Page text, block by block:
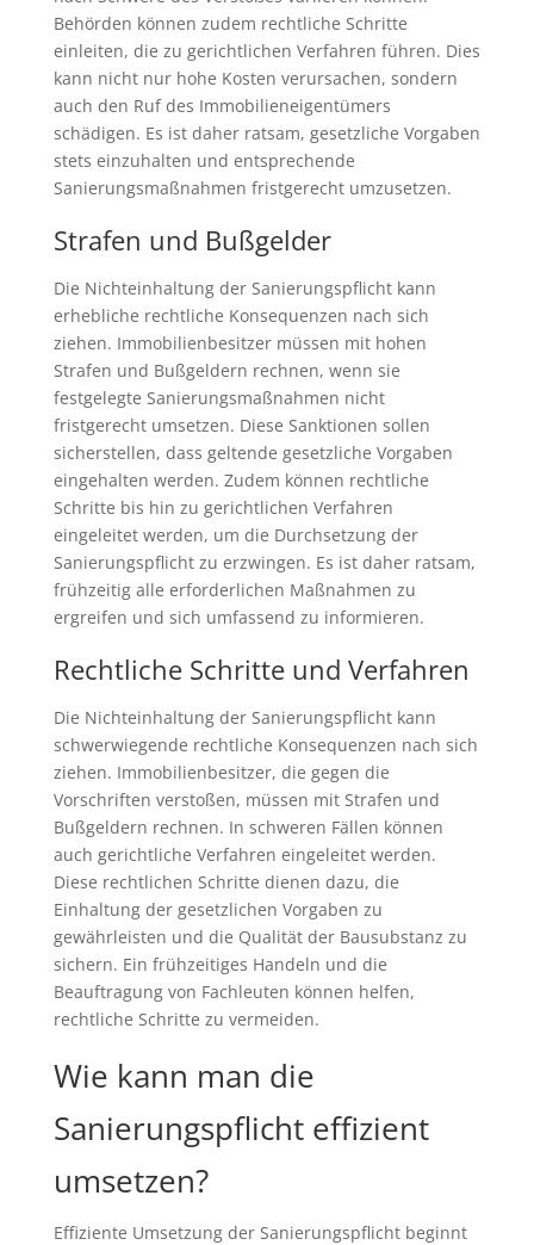
Behörden können zudem rechtliche Schritte
einleiten, die zu gerichtlichen Verfahren führen. Dies
kann nicht nur hohe Kosten verursachen, sondern
auch den Ruf des Immobilieneigentümers
schädigen. Es ist daher ratsam, gesetzliche Vorgaben
stets einzuhalten und entsprechende
Sanierungsmaßnahmen fristgerecht umzusetzen.
Strafen und Bußgelder
Die Nichteinhaltung der Sanierungspflicht kann
erhebliche rechtliche Konsequenzen nach sich
ziehen. Immobilienbesitzer müssen mit hohen
Strafen und Bußgeldern rechnen, wenn sie
festgelegte Sanierungsmaßnahmen nicht
fristgerecht umsetzen. Diese Sanktionen sollen
sicherstellen, dass geltende gesetzliche Vorgaben
eingehalten werden. Zudem können rechtliche
Schritte bis hin zu gerichtlichen Verfahren
eingeleitet werden, um die Durchsetzung der
Sanierungspflicht zu erzwingen. Es ist daher ratsam,
frühzeitig alle erforderlichen Maßnahmen zu
ergreifen und sich umfassend zu informieren.
Rechtliche Schritte und Verfahren
Die Nichteinhaltung der Sanierungspflicht kann
schwerwiegende rechtliche Konsequenzen nach sich
ziehen. Immobilienbesitzer, die gegen die
Vorschriften verstoßen, müssen mit Strafen und
Bußgeldern rechnen. In schweren Fällen können
auch gerichtliche Verfahren eingeleitet werden.
Diese rechtlichen Schritte dienen dazu, die
Einhaltung der gesetzlichen Vorgaben zu
gewährleisten und die Qualität der Bausubstanz zu
sichern. Ein frühzeitiges Handeln und die
Beauftragung von Fachleuten können helfen,
rechtliche Schritte zu vermeiden.
Wie kann man die
Sanierungspflicht effizient
umsetzen?
Effiziente Umsetzung der Sanierungspflicht beginnt